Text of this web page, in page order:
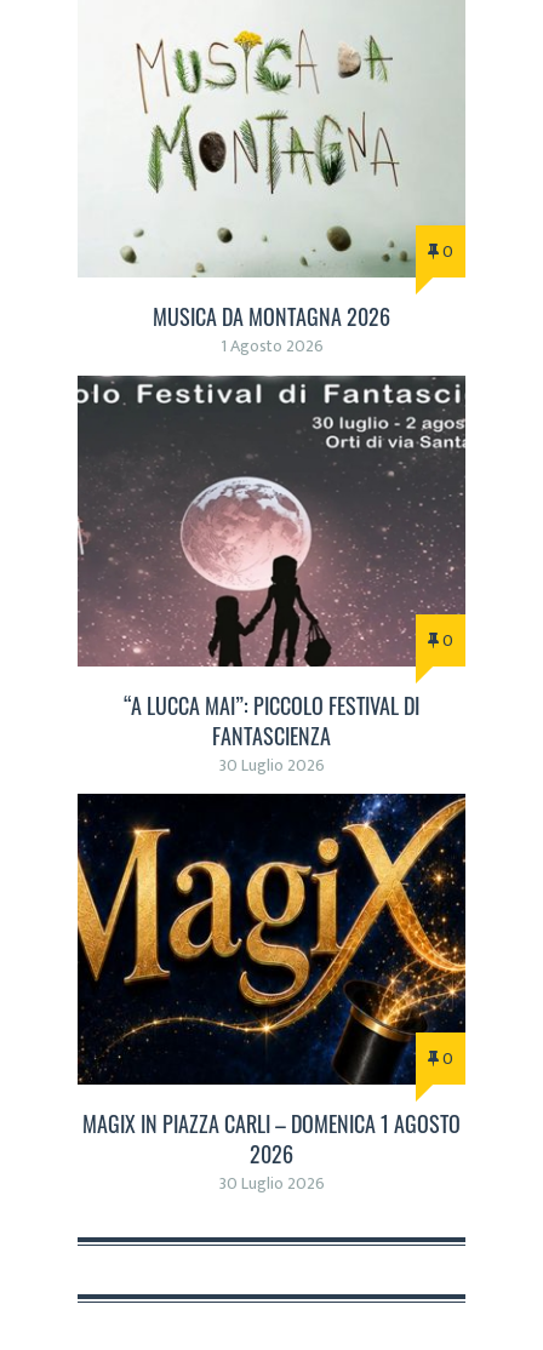
0
MUSICA DA MONTAGNA 2026
1 Agosto 2026
0
“A LUCCA MAI”: PICCOLO FESTIVAL DI
FANTASCIENZA
30 Luglio 2026
0
MAGIX IN PIAZZA CARLI – DOMENICA 1 AGOSTO
2026
30 Luglio 2026